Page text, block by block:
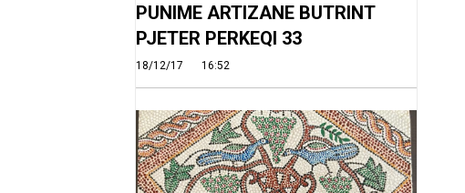
PUNIME ARTIZANE BUTRINT
PJETER PERKEQI 33
18/12/17 16:52